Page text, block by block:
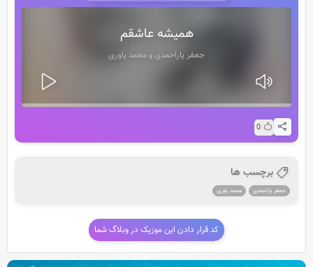
همیشه عاشقم
جعفر یاراحمدی و محمد یاوری
0
برچسب ها
جعفر یاراحمدی محمد یاوری
کد قرار دادن این موزیک در وبلاگ شما